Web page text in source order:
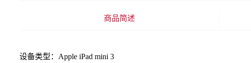
商品简述
设备类型：Apple iPad mini 3